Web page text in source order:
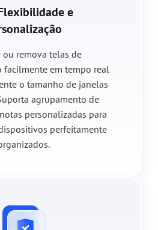
e
ou remova telas de
facilmente em tempo real
o tamanho de janelas
agrupamento de
personalizadas para
perfeitamente